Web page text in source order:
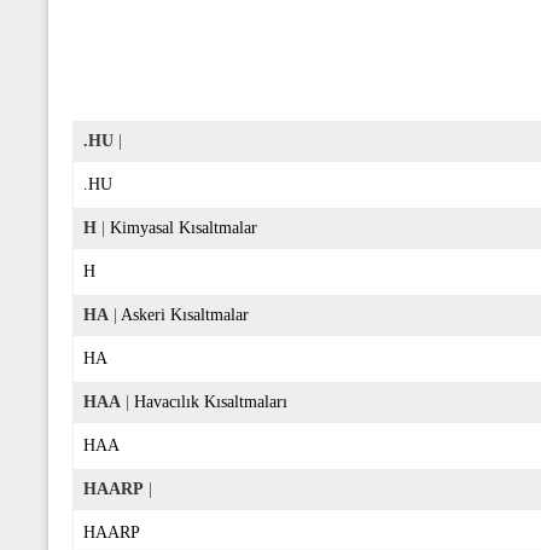
.HU
.HU
H Kimyasal Kısaltmalar
H
HA Askeri Kısaltmalar
HA
HAA Havacılık Kısaltmaları
HAA
HAARP
HAARP